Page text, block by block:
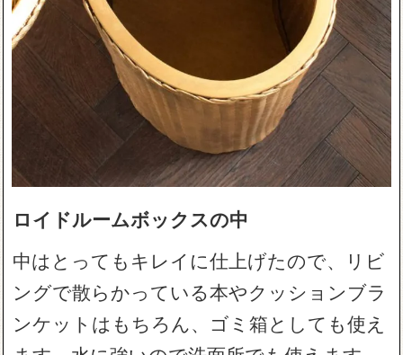
ロイドルームボックスの中
中はとってもキレイに仕上げたので、リビ
ングで散らかっている本やクッションブラ
ンケットはもちろん、ゴミ箱としても使え